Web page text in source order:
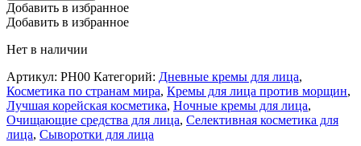
Добавить в избранное
Добавить в избранное
Нет в наличии
Артикул: РН00 Категорий: Дневные кремы для лица,
Косметика по странам мира, Кремы для лица против морщин,
Лучшая корейская косметика, Ночные кремы для лица,
Очищающие средства для лица, Селективная косметика для
лица, Сыворотки для лица